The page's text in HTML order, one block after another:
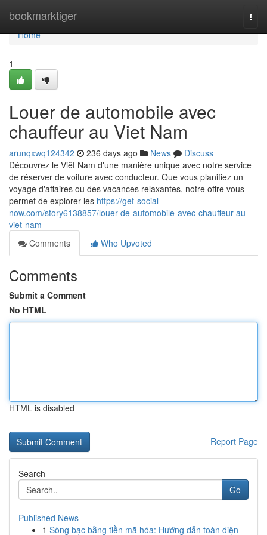
bookmarktiger
Home
Home
1
Louer de automobile avec
chauffeur au Viet Nam
arunqxwq124342 236 days ago News
Discuss
Découvrez le Viêt Nam d'une manière unique avec notre service
de réserver de voiture avec conducteur. Que vous planifiez un
voyage d'affaires ou des vacances relaxantes, notre offre vous
permet de explorer les https://get-social-
now.com/story6138857/louer-de-automobile-avec-chauffeur-au-
viet-nam
Comments
Who Upvoted
Comments
Submit a Comment
No HTML
HTML is disabled
Report Page
Search
Go
Published News
1 Sòng bạc bằng tiền mã hóa: Hướng dẫn toàn diện